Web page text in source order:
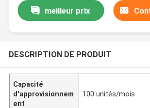
meilleur prix
DESCRIPTION DE PRODUIT
Capacité
d'approvisionnem
ent
100 unités/mois